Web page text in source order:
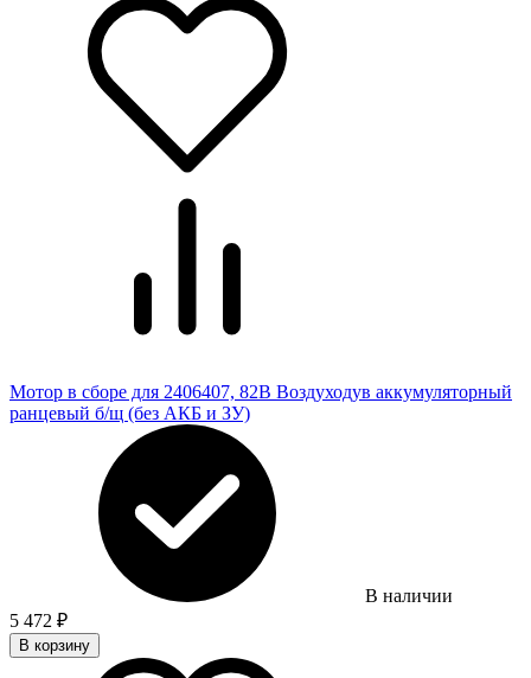
Мотор в сборе для 2406407, 82В Воздуходув аккумуляторный
ранцевый б/щ (без АКБ и ЗУ)
В наличии
5 472 ₽
В корзину